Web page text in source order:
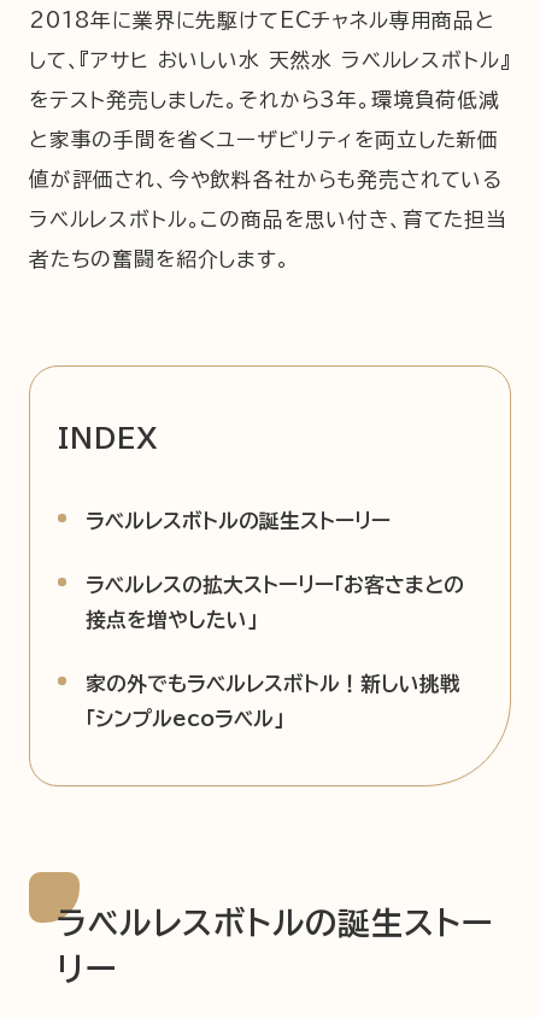
公式Xアカウント
公式アカウント一覧
2018年に業界に先駆けてECチャネル専用商品と
して、『アサヒ おいしい水 天然水 ラベルレスボトル』
をテスト発売しました。それから3年。環境負荷低減
と家事の手間を省くユーザビリティを両立した新価
値が評価され、今や飲料各社からも発売されている
ラベルレスボトル。この商品を思い付き、育てた担当
者たちの奮闘を紹介します。
INDEX
ラベルレスボトルの誕生ストーリー
ラベルレスの拡大ストーリー「お客さまとの
接点を増やしたい」
家の外でもラベルレスボトル！新しい挑戦
「シンプルecoラベル」
ラベルレスボトルの誕生ストー
リー